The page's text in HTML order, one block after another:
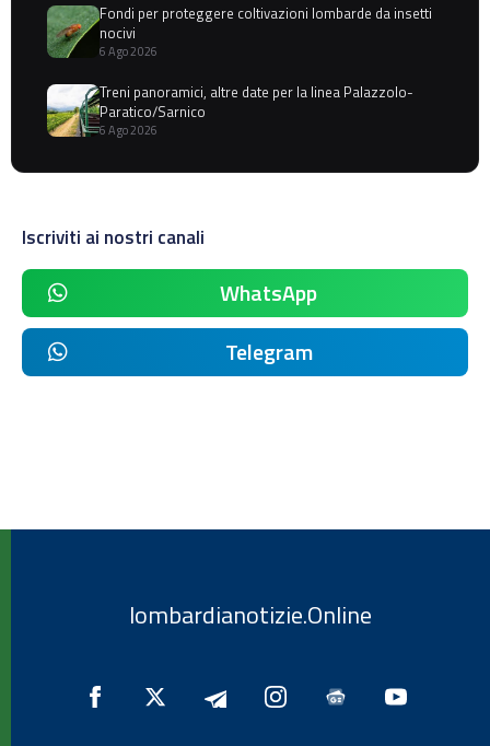
Fondi per proteggere coltivazioni lombarde da insetti
nocivi
6 Ago 2026
Treni panoramici, altre date per la linea Palazzolo-
Paratico/Sarnico
6 Ago 2026
Iscriviti ai nostri canali
WhatsApp
Telegram
lombardianotizie.Online